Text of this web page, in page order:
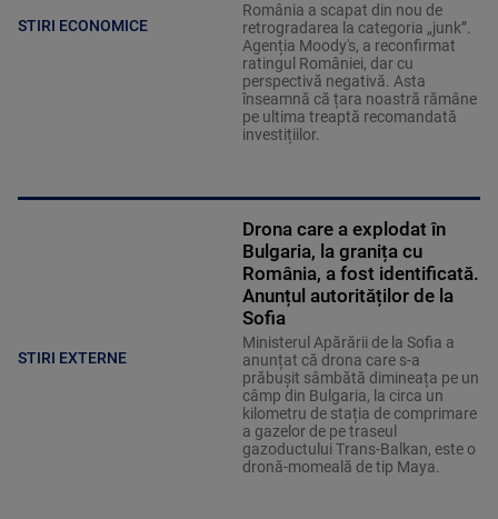
STIRI ECONOMICE
România a scapat din nou de
retrogradarea la categoria „junk”.
Agenția Moody's, a reconfirmat
ratingul României, dar cu
perspectivă negativă. Asta
înseamnă că țara noastră rămâne
pe ultima treaptă recomandată
investițiilor.
STIRI EXTERNE
Drona care a explodat în
Bulgaria, la granița cu
România, a fost identificată.
Anunțul autorităților de la
Sofia
Ministerul Apărării de la Sofia a
anunțat că drona care s-a
prăbușit sâmbătă dimineața pe un
câmp din Bulgaria, la circa un
kilometru de stația de comprimare
a gazelor de pe traseul
gazoductului Trans-Balkan, este o
dronă-momeală de tip Maya.